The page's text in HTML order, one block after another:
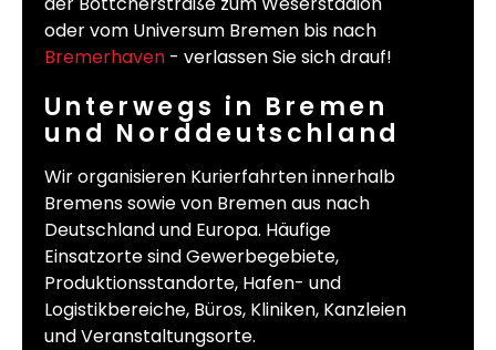
oder vom Universum Bremen bis nach
Bremerhaven - verlassen Sie sich drauf!
Unterwegs in Bremen
und Norddeutschland
Wir organisieren Kurierfahrten innerhalb
Bremens sowie von Bremen aus nach
Deutschland und Europa. Häufige
Einsatzorte sind Gewerbegebiete,
Produktionsstandorte, Hafen- und
Logistikbereiche, Büros, Kliniken, Kanzleien
und Veranstaltungsorte.